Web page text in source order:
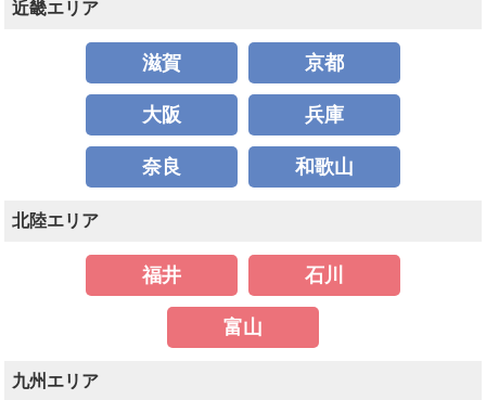
近畿エリア
滋賀 京都
大阪 兵庫
奈良 和歌山
北陸エリア
福井 石川
富山
九州エリア